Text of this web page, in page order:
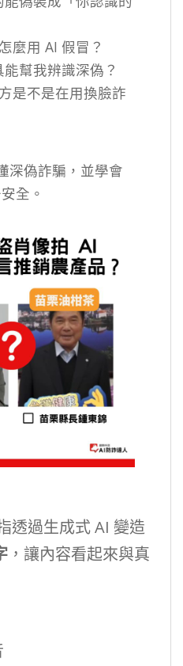
麼用 AI 假冒？
幫我辨識深偽？
是不是在用換臉詐
深偽詐騙，並學會
全。
透過生成式 AI 變造
，讓內容看起來與真